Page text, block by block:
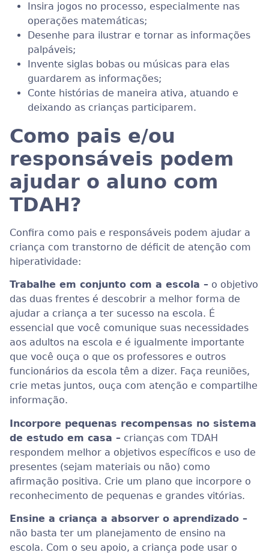
Insira jogos no processo, especialmente nas
operações matemáticas;
Desenhe para ilustrar e tornar as informações
palpáveis;
Invente siglas bobas ou músicas para elas
guardarem as informações;
Conte histórias de maneira ativa, atuando e
deixando as crianças participarem.
Como pais e/ou
responsáveis podem
ajudar o aluno com
TDAH?
Confira como pais e responsáveis podem ajudar a
criança com transtorno de déficit de atenção com
hiperatividade:
Trabalhe em conjunto com a escola – o objetivo
das duas frentes é descobrir a melhor forma de
ajudar a criança a ter sucesso na escola. É
essencial que você comunique suas necessidades
aos adultos na escola e é igualmente importante
que você ouça o que os professores e outros
funcionários da escola têm a dizer. Faça reuniões,
crie metas juntos, ouça com atenção e compartilhe
informação.
Incorpore pequenas recompensas no sistema
de estudo em casa – crianças com TDAH
respondem melhor a objetivos específicos e uso de
presentes (sejam materiais ou não) como
afirmação positiva. Crie um plano que incorpore o
reconhecimento de pequenas e grandes vitórias.
Ensine a criança a absorver o aprendizado –
não basta ter um planejamento de ensino na
escola. Com o seu apoio, a criança pode usar o